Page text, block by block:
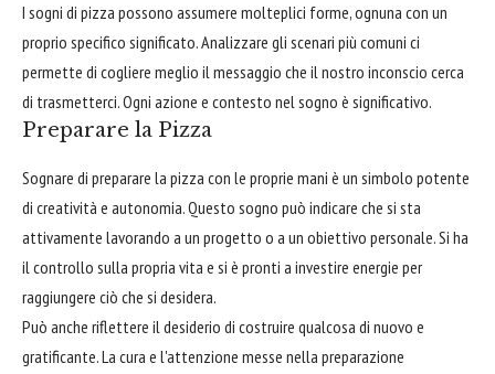
I sogni di pizza possono assumere molteplici forme, ognuna con un
proprio specifico significato. Analizzare gli scenari più comuni ci
permette di cogliere meglio il messaggio che il nostro inconscio cerca
di trasmetterci. Ogni azione e contesto nel sogno è significativo.
Preparare la Pizza
Sognare di preparare la pizza con le proprie mani è un simbolo potente
di creatività e autonomia. Questo sogno può indicare che si sta
attivamente lavorando a un progetto o a un obiettivo personale. Si ha
il controllo sulla propria vita e si è pronti a investire energie per
raggiungere ciò che si desidera.
Può anche riflettere il desiderio di costruire qualcosa di nuovo e
gratificante. La cura e l'attenzione messe nella preparazione